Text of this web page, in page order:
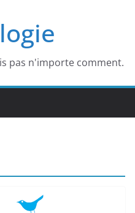
pas n'importe comment.